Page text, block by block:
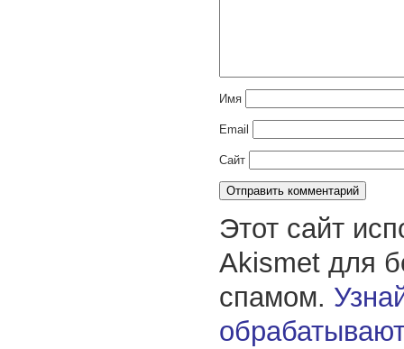
Имя
Email
Сайт
Этот сайт
Akismet для
спамом.